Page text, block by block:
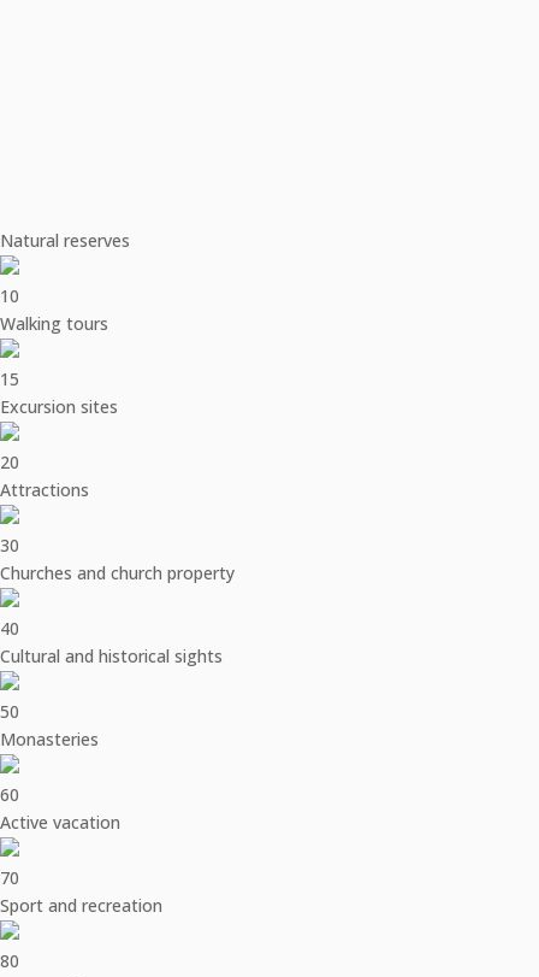
Natural reserves
10
Walking tours
15
Excursion sites
20
Attractions
30
Churches and church property
40
Cultural and historical sights
50
Monasteries
60
Active vacation
70
Sport and recreation
80